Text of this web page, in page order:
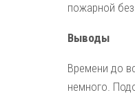
пожарной
Выводы
Времени до
немного.